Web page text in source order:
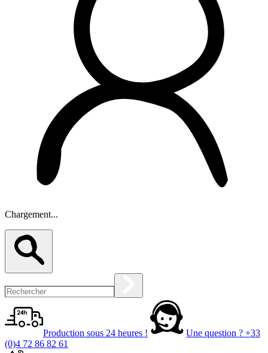
Chargement...
Production sous 24 heures ! Une question ? +33
(0)4 72 86 82 61